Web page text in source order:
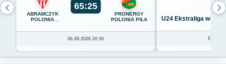
ABRAMCZYK
POLONIA
65:25
PRONERGY
POLONIA PIŁA
06.08.2026 20:30
U24 Ekstraliga we